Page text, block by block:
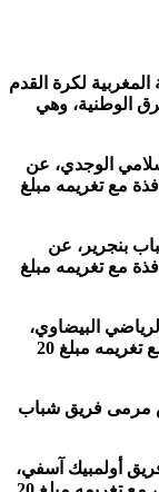
المغربية لكرة القدم
الوطنية، وهي
الوجدي، عن
مع تغريمه مبلغ
بنجرير، عن
مع تغريمه مبلغ
البيضاوي،
عن ممارسة أي نشاط كروي لمدة سنة نافذة مع تغريمه مبلغ 20
مرمى فريق شباب
أولمبيك آسفي،